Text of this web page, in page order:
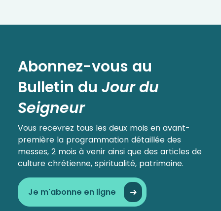
Abonnez-vous au
Bulletin du Jour du
Seigneur
Vous recevrez tous les deux mois en avant-
première la programmation détaillée des
messes, 2 mois à venir ainsi que des articles de
culture chrétienne, spiritualité, patrimoine.
Je m'abonne en ligne